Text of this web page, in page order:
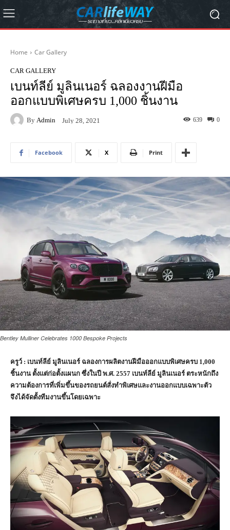
Home Car Gallery
CAR GALLERY
เบนท์ลีย์ มูลินเนอร์ ฉลองงานฝีมือ
ออกแบบพิเศษครบ 1,000 ชิ้นงาน
By Admin July 28, 2021 0
639
Facebook X Print
Bentley Mulliner Celebrates 1000 Bespoke Projects
ครูว์ : เบนท์ลีย์ มูลินเนอร์ ฉลองการผลิตงานฝีมือออกแบบพิเศษครบ 1,000
ชิ้นงาน ตั้งแต่ก่อตั้งแผนก ซึ่งในปี พ.ศ. 2557 เบนท์ลีย์ มูลินเนอร์ ตระหนักถึง
ความต้องการที่เพิ่มขึ้นของรถยนต์สั่งทำพิเศษและงานออกแบบเฉพาะตัว
จึงได้จัดตั้งทีมงานขึ้นโดยเฉพาะ